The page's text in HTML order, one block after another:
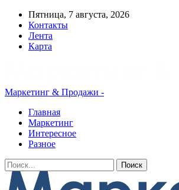
Пятница, 7 августа, 2026
Контакты
Лента
Карта
Маркетинг & Продажи -
Главная
Маркетинг
Интересное
Разное